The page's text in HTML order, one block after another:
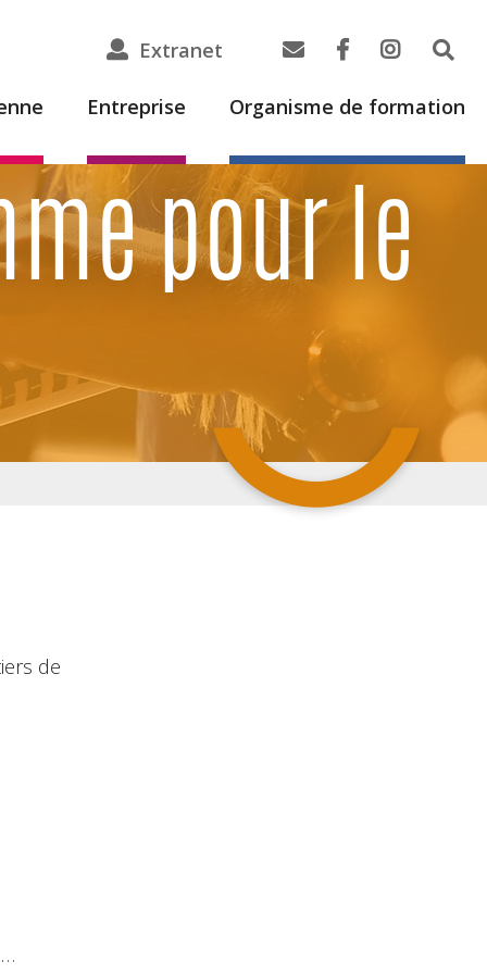
Extranet
Entreprise Organisme de formation
pour le
de